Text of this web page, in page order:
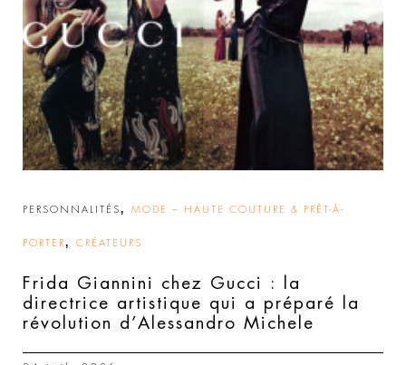
PERSONNALITÉS, MODE – HAUTE COUTURE & PRÊT-À-
PORTER, CRÉATEURS
Frida Giannini chez Gucci : la
directrice artistique qui a préparé la
révolution d’Alessandro Michele